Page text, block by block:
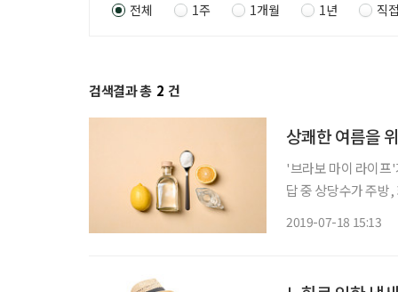
전체 1주 1개월 1년 직
검색결과 총 2 건
상쾌한 여름을
'브라보 마이 라이프'가 진행한 냄새에 관한 설문조사에서 ‘
답 중 상당수가 주방
2019-07-18 15:13